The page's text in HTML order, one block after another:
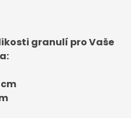
granulí pro Vaše